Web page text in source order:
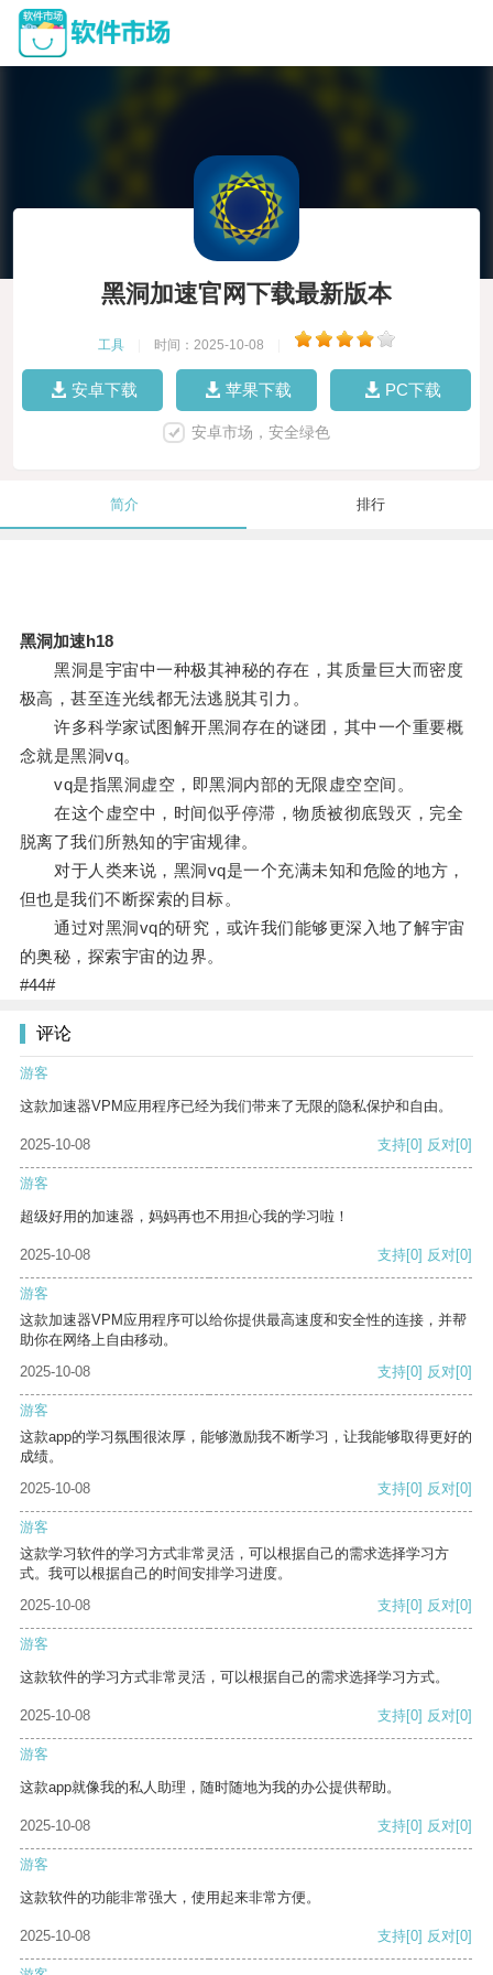
黑洞加速官网下载最新版本
工具 时间：2025-10-08
安卓下载 苹果下载 PC下载
安卓市场，安全绿色
简介 排行
黑洞加速h18
黑洞是宇宙中一种极其神秘的存在，其质量巨大而密度
极高，甚至连光线都无法逃脱其引力。
许多科学家试图解开黑洞存在的谜团，其中一个重要概
念就是黑洞vq。
vq是指黑洞虚空，即黑洞内部的无限虚空空间。
在这个虚空中，时间似乎停滞，物质被彻底毁灭，完全
脱离了我们所熟知的宇宙规律。
对于人类来说，黑洞vq是一个充满未知和危险的地方，
但也是我们不断探索的目标。
通过对黑洞vq的研究，或许我们能够更深入地了解宇宙
的奥秘，探索宇宙的边界。
#44#
评论
游客
这款加速器VPM应用程序已经为我们带来了无限的隐私保护和自由。
2025-10-08 支持[0] 反对[0]
游客
超级好用的加速器，妈妈再也不用担心我的学习啦！
2025-10-08 支持[0] 反对[0]
游客
这款加速器VPM应用程序可以给你提供最高速度和安全性的连接，并帮
助你在网络上自由移动。
2025-10-08
支持[0] 反对[0]
游客
这款app的学习氛围很浓厚，能够激励我不断学习，让我能够取得更好的
成绩。
2025-10-08
支持[0] 反对[0]
游客
这款学习软件的学习方式非常灵活，可以根据自己的需求选择学习方
式。我可以根据自己的时间安排学习进度。
2025-10-08
支持[0] 反对[0]
游客
这款软件的学习方式非常灵活，可以根据自己的需求选择学习方式。
2025-10-08 支持[0] 反对[0]
游客
这款app就像我的私人助理，随时随地为我的办公提供帮助。
2025-10-08 支持[0] 反对[0]
游客
这款软件的功能非常强大，使用起来非常方便。
2025-10-08 支持[0] 反对[0]